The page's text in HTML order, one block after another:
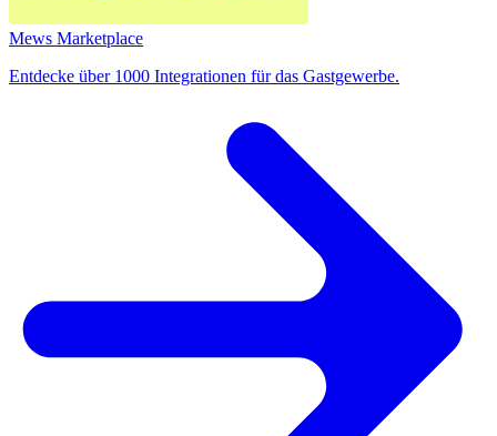
Mews Marketplace
Entdecke über 1000 Integrationen für das Gastgewerbe.